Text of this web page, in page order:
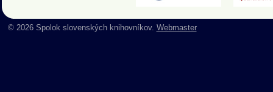
© 2026 Spolok slovenských knihovníkov. Webmaster